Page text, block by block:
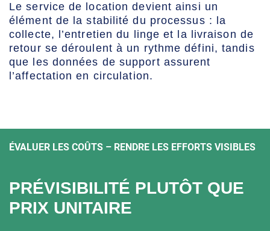
Le service de location devient ainsi un
élément de la stabilité du processus : la
collecte, l’entretien du linge et la livraison de
retour se déroulent à un rythme défini, tandis
que les données de support assurent
l’affectation en circulation.
ÉVALUER LES COÛTS – RENDRE LES EFFORTS VISIBLES
PRÉVISIBILITÉ PLUTÔT QUE
PRIX UNITAIRE